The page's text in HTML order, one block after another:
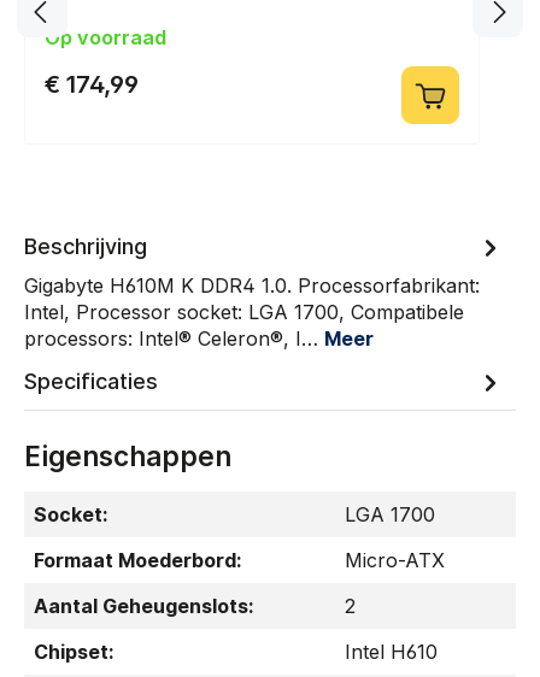
Op voorraad
€ 174,99
Beschrijving
Gigabyte H610M K DDR4 1.0. Processorfabrikant:
Intel, Processor socket: LGA 1700, Compatibele
processors: Intel® Celeron®, I… Meer
Specificaties
Eigenschappen
Socket:
LGA 1700
Formaat Moederbord:
Micro-ATX
Aantal Geheugenslots:
2
Chipset:
Intel H610